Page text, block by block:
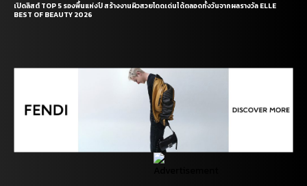
เปิดลิสต์ TOP 5 รองพื้นแห่งปี สร้างงานผิวสวยโดดเด่นได้ตลอดทั้งวันจากผลรางวัล ELLE
BEST OF BEAUTY 2026